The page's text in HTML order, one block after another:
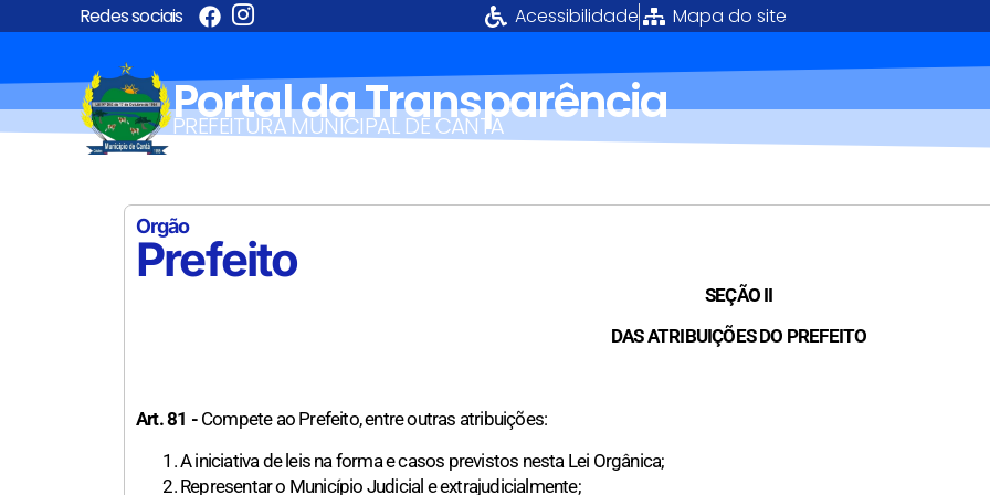
Redes sociais Acessibilidade Mapa do site
Portal da Transparência
PREFEITURA MUNICIPAL DE CANTÁ
Orgão
Prefeito
SEÇÃO II
DAS ATRIBUIÇÕES DO PREFEITO
Art. 81 -Compete ao Prefeito, entre outras atribuições:
A iniciativa de leis na forma e casos previstos nesta Lei Orgânica;
Representar o Município Judicial e extrajudicialmente;